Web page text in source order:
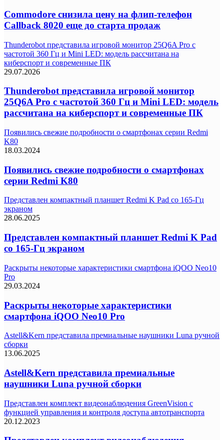
Commodore снизила цену на флип-телефон
Callback 8020 еще до старта продаж
Thunderobot представила игровой монитор 25Q6A Pro с
частотой 360 Гц и Mini LED: модель рассчитана на
киберспорт и современные ПК
29.07.2026
Thunderobot представила игровой монитор
25Q6A Pro с частотой 360 Гц и Mini LED: модель
рассчитана на киберспорт и современные ПК
Появились свежие подробности о смартфонах серии Redmi
K80
18.03.2024
Появились свежие подробности о смартфонах
серии Redmi K80
Представлен компактный планшет Redmi K Pad со 165-Гц
экраном
28.06.2025
Представлен компактный планшет Redmi K Pad
со 165-Гц экраном
Раскрыты некоторые характеристики смартфона iQOO Neo10
Pro
29.03.2024
Раскрыты некоторые характеристики
смартфона iQOO Neo10 Pro
Astell&Kern представила премиальные наушники Luna ручной
сборки
13.06.2025
Astell&Kern представила премиальные
наушники Luna ручной сборки
Представлен комплект видеонаблюдения GreenVision с
функцией управления и контроля доступа автотранспорта
20.12.2023